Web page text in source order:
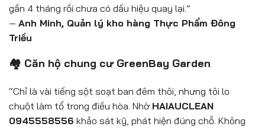
gần 4 tháng rồi chưa có dấu hiệu quay lại.”
— Anh Minh, Quản lý kho hàng Thực Phẩm Đông
Triều
🏘️ Căn hộ chung cư GreenBay Garden
“Chỉ là vài tiếng sột soạt ban đêm thôi, nhưng tôi lo
chuột làm tổ trong điều hòa. Nhờ HAIAUCLEAN
0945558556 khảo sát kỹ, phát hiện đúng chỗ. Không